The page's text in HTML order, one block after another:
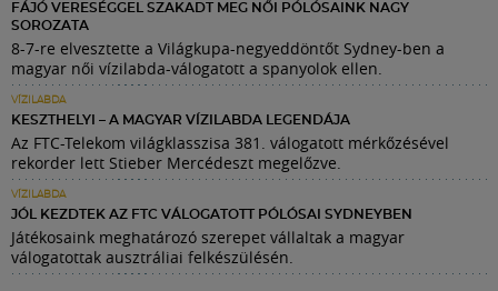
FÁJÓ VERESÉGGEL SZAKADT MEG NŐI PÓLÓSAINK NAGY
SOROZATA
8-7-re elvesztette a Világkupa-negyeddöntőt Sydney-ben a
magyar női vízilabda-válogatott a spanyolok ellen.
VÍZILABDA
KESZTHELYI – A MAGYAR VÍZILABDA LEGENDÁJA
Az FTC-Telekom világklasszisa 381. válogatott mérkőzésével
rekorder lett Stieber Mercédeszt megelőzve.
VÍZILABDA
JÓL KEZDTEK AZ FTC VÁLOGATOTT PÓLÓSAI SYDNEYBEN
Játékosaink meghatározó szerepet vállaltak a magyar
válogatottak ausztráliai felkészülésén.